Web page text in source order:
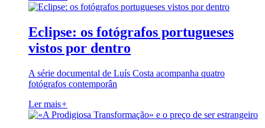
Eclipse: os fotógrafos portugueses
vistos por dentro
A série documental de Luís Costa acompanha quatro
fotógrafos contemporân
Ler mais+